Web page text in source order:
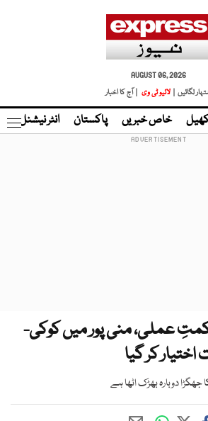
AUGUST 06, 2026
لگائیں |
لائیو ٹی وی | آج کا اخبار
خاص خبریں پاکستان انٹر نیشنل
عملی، منی پور میں کوکی-
کر گیا
جھگڑا دوبارہ بھڑک اٹھا ہے